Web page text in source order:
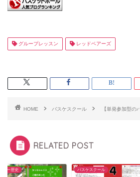
グループレッスン レッドベアーズ
HOME バスケスクール 【単発参加型
RELATED POST
ミー歴史 バスケスクール